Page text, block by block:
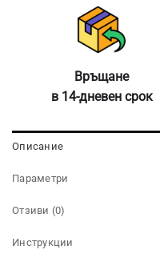
Връщане
в 14-дневен срок
Описание
Параметри
Отзиви (0)
Инструкции